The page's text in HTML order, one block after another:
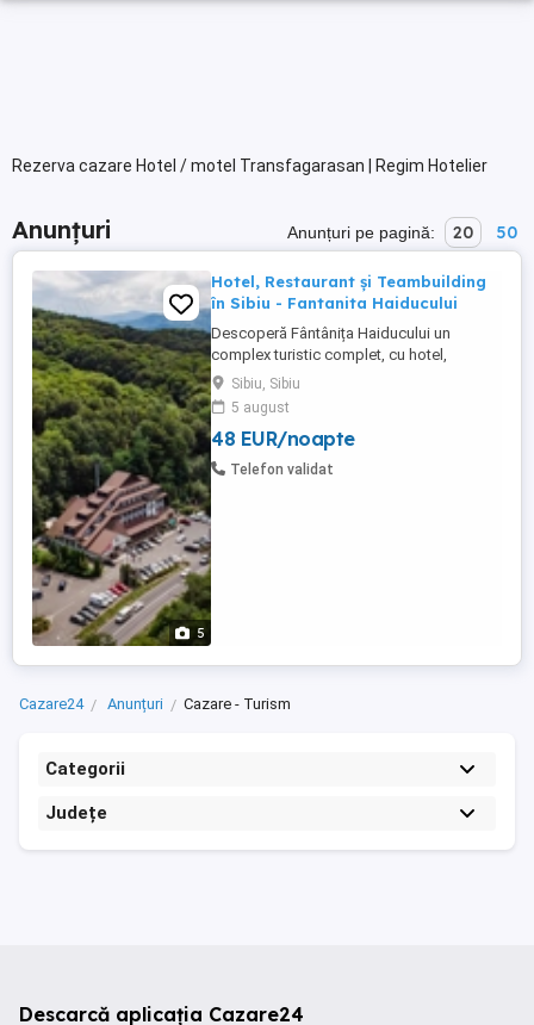
Rezerva cazare Hotel / motel Transfagarasan | Regim Hotelier
Anunțuri Anunțuri pe pagină: 20 50
5
Hotel, Restaurant și Teambuilding
în Sibiu - Fantanita Haiducului
Descoperă Fântânița Haiducului un
complex turistic complet, cu hotel,
restaurante, sală de conferințe și spații
dedicate evenimentelor sau teambuilding-
urilor. Locația noastră, la marginea pădurii,
între Sibiu și Brașov. Confort și
gastronomie tradițională Hotelul Fântânița
Sibiu, Sibiu
5 august
48 EUR/noapte
Telefon validat
Cazare24 Anunțuri Cazare - Turism
Categorii
Județe
Descarcă aplicația Cazare24